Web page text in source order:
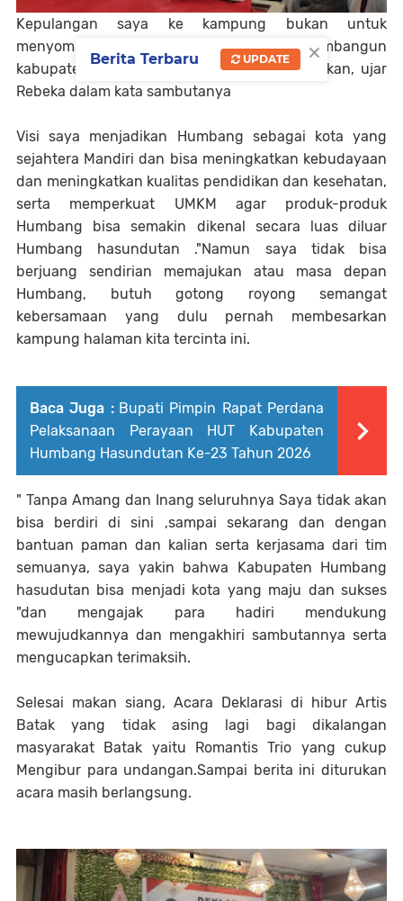
Kepulangan saya ke kampung bukan untuk
menyombongkan diri , niat saya tulus membangun
kabupaten ini dengan Ilmu yang saya dapatkan, ujar
Rebeka dalam kata sambutanya
Visi saya menjadikan Humbang sebagai kota yang
sejahtera Mandiri dan bisa meningkatkan kebudayaan
dan meningkatkan kualitas pendidikan dan kesehatan,
serta memperkuat UMKM agar produk-produk
Humbang bisa semakin dikenal secara luas diluar
Humbang hasundutan ."Namun saya tidak bisa
berjuang sendirian memajukan atau masa depan
Humbang, butuh gotong royong semangat
kebersamaan yang dulu pernah membesarkan
kampung halaman kita tercinta ini.
Baca Juga : Bupati Pimpin Rapat Perdana
Pelaksanaan Perayaan HUT Kabupaten
Humbang Hasundutan Ke-23 Tahun 2026
" Tanpa Amang dan Inang seluruhnya Saya tidak akan
bisa berdiri di sini ,sampai sekarang dan dengan
bantuan paman dan kalian serta kerjasama dari tim
semuanya, saya yakin bahwa Kabupaten Humbang
hasudutan bisa menjadi kota yang maju dan sukses
"dan mengajak para hadiri mendukung
mewujudkannya dan mengakhiri sambutannya serta
mengucapkan terimaksih.
Selesai makan siang, Acara Deklarasi di hibur Artis
Batak yang tidak asing lagi bagi dikalangan
masyarakat Batak yaitu Romantis Trio yang cukup
Mengibur para undangan.Sampai berita ini diturukan
acara masih berlangsung.
×
Berita Terbaru UPDATE